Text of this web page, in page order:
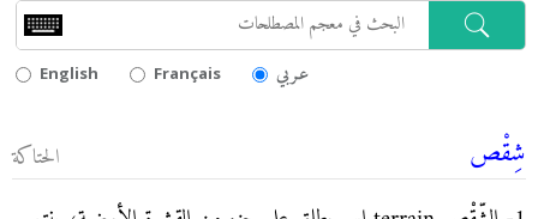
English Français عـربي
شِقْص الحتاكة